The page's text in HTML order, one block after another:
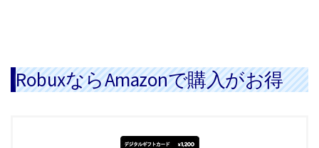
RobuxならAmazonで購入がお得